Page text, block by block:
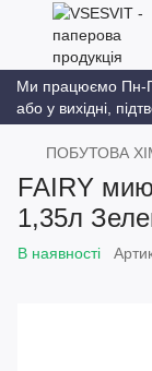
Ми працюємо Пн-
або у вихідні,
ПОБУТОВА
FAIRY
1,35л
В наявності